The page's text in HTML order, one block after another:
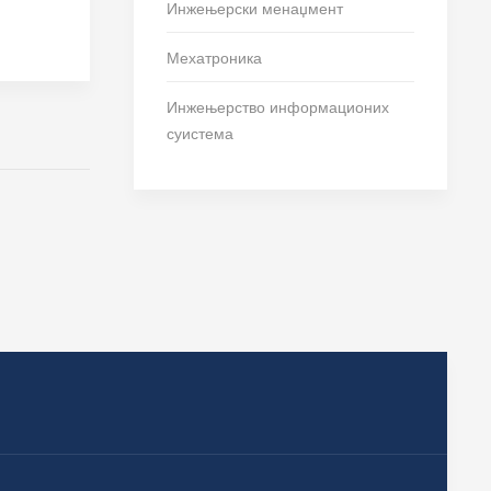
Инжењерски менаџмент
Мехатроника
Инжењерство информационих
суистема